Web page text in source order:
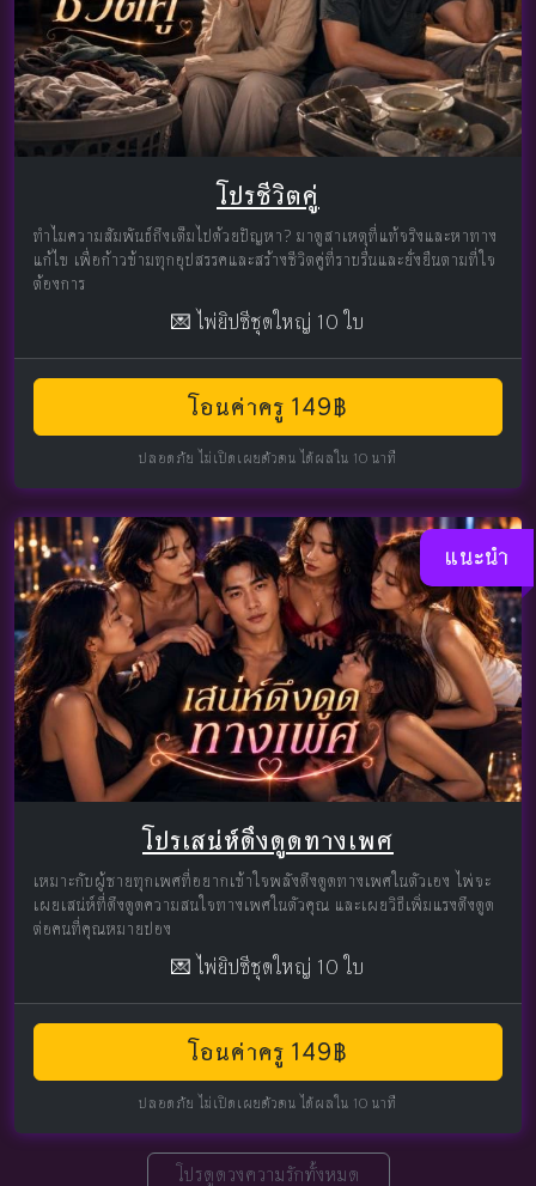
โปรชีวิตคู่
ทำไมความสัมพันธ์ถึงเต็มไปด้วยปัญหา? มาดูสาเหตุที่แท้จริงและหาทาง
แก้ไข เพื่อก้าวข้ามทุกอุปสรรคและสร้างชีวิตคู่ที่ราบรื่นและยั่งยืนตามที่ใจ
ต้องการ
💌 ไพ่ยิปซีชุดใหญ่ 10 ใบ
โอนค่าครู 149฿
ปลอดภัย ไม่เปิดเผยตัวตน ได้ผลใน 10 นาที
แนะนำ
โปรเสน่ห์ดึงดูดทางเพศ
เหมาะกับผู้ชายทุกเพศที่อยากเข้าใจพลังดึงดูดทางเพศในตัวเอง ไพ่จะ
เผยเสน่ห์ที่ดึงดูดความสนใจทางเพศในตัวคุณ และเผยวิธีเพิ่มแรงดึงดูด
ต่อคนที่คุณหมายปอง
💌 ไพ่ยิปซีชุดใหญ่ 10 ใบ
โอนค่าครู 149฿
ปลอดภัย ไม่เปิดเผยตัวตน ได้ผลใน 10 นาที
โปรดูดวงความรักทั้งหมด